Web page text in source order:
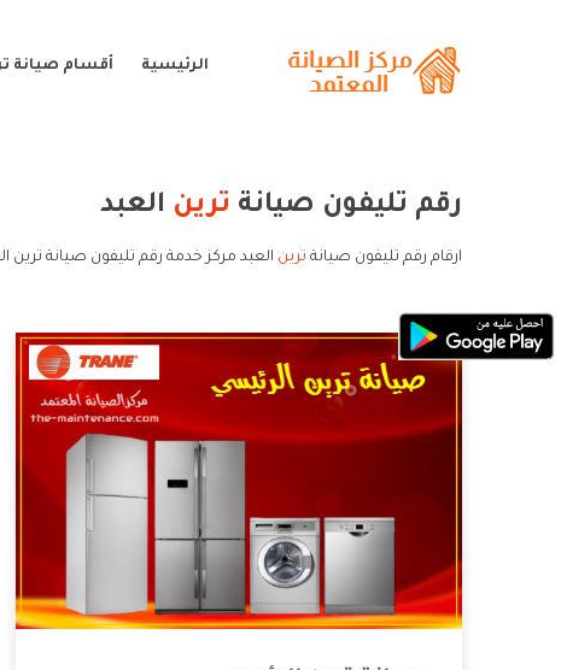
الرئيسية أقسام صيانة
رقم تليفون صيانة ترين العبد
ارقام رقم تليفون صيانة ترين العبد مركز خدمة رقم تليفون صيانة ترين